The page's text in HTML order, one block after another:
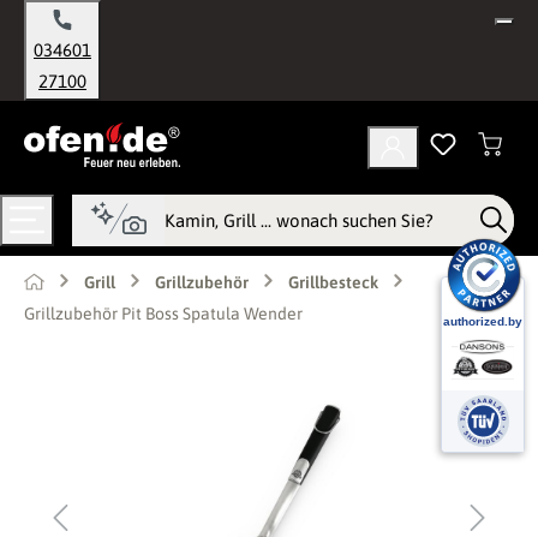
springen
034601
27100
Grill Grillzubehör
Grillbesteck
Grillzubehör Pit Boss Spatula Wender